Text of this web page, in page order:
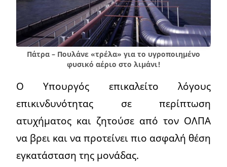
Πάτρα – Πουλάνε «τρέλα» για το υγροποιημένο
φυσικό αέριο στο λιμάνι!
Ο Υπουργός επικαλείτο λόγους
επικινδυνότητας σε περίπτωση
ατυχήματος και ζητούσε από τον ΟΛΠΑ
να βρει και να προτείνει πιο ασφαλή θέση
εγκατάσταση της μονάδας.